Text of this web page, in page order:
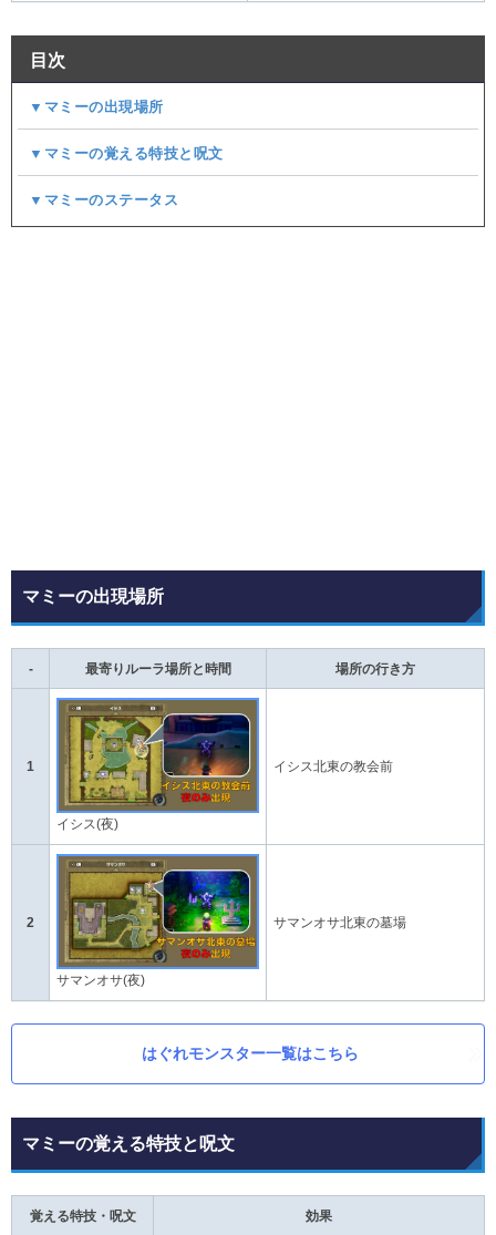
目次
▼マミーの出現場所
▼マミーの覚える特技と呪文
▼マミーのステータス
マミーの出現場所
- 最寄りルーラ場所と時間 場所の行き方
1
イシス(夜)
イシス北東の教会前
2
サマンオサ(夜)
サマンオサ北東の墓場
はぐれモンスター一覧はこちら
マミーの覚える特技と呪文
覚える特技・呪文 効果